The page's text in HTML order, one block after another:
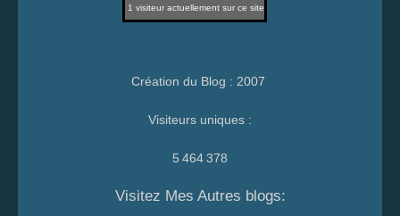
1 visiteur actuellement sur ce site
Création du Blog : 2007
Visiteurs uniques :
5 464 378
Visitez Mes Autres blogs: